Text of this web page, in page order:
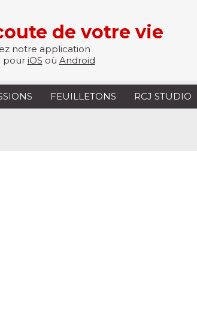
de votre vie
notre application
pour iOS où Android
FEUILLETONS RCJ STUDIO